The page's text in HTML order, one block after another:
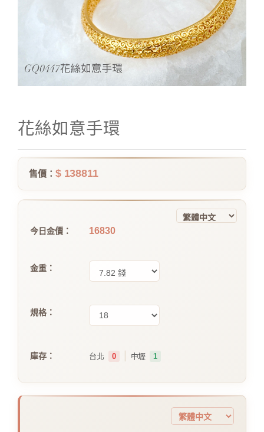
花絲如意手環
售價： $ 138811
今日金價： 16830
金重：
規格：
庫存： 台北 0 中壢 1